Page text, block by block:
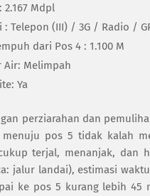
2.167 Mdpl
: Telepon (III) / 3G / Radio /
dari Pos 4 : 1.100 M
Air: Melimpah
Ya
perziarahan dan
menuju pos 5 tidak kalah
terjal, menanjak, dan
jalur landai), estimasi
ke pos 5 kurang lebih 45